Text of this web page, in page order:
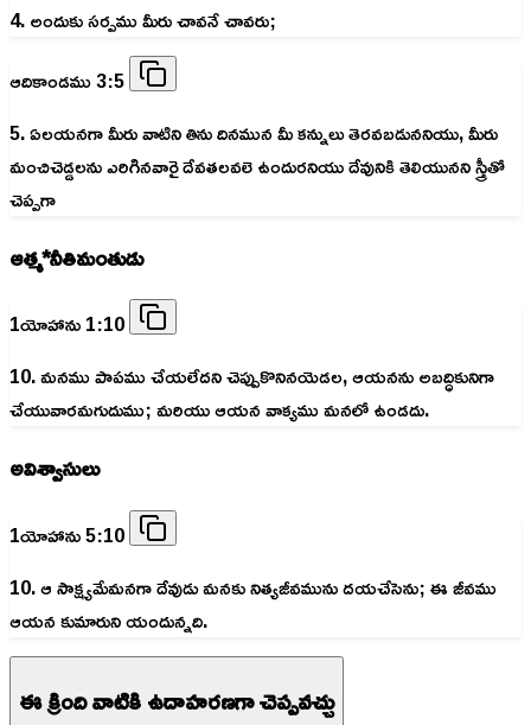
4. అందుకు సర్పము మీరు చావనే చావరు;
ఆదికాండము 3:5
5. ఏలయనగా మీరు వాటిని తిను దినమున మీ కన్నులు తెరవబడుననియు, మీరు
మంచిచెడ్డలను ఎరిగినవారై దేవతలవలె ఉందురనియు దేవునికి తెలియునని స్త్రీతో
చెప్పగా
ఆత్మ*నీతిమంతుడు
1యోహాను 1:10
10. మనము పాపము చేయలేదని చెప్పుకొనినయెడల, ఆయనను అబద్ధికునిగా
చేయువారమగుదుము; మరియు ఆయన వాక్యము మనలో ఉండదు.
అవిశ్వాసులు
1యోహాను 5:10
10. ఆ సాక్ష్యమేమనగా దేవుడు మనకు నిత్యజీవమును దయచేసెను; ఈ జీవము
ఆయన కుమారుని యందున్నది.
ఈ క్రింది వాటికి ఉదాహరణగా చెప్పవచ్చు